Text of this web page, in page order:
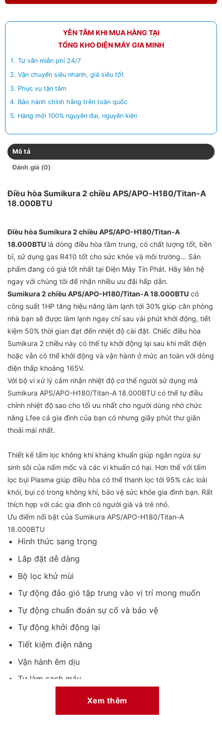
YÊN TÂM KHI MUA HÀNG TẠI
TỔNG KHO ĐIỆN MÁY GIA MINH
Tư vấn miễn phí 24/7
Vận chuyển siêu nhanh, giá siêu tốt
Phục vụ tận tâm
Bảo hành chính hãng trên toàn quốc
Hàng mới 100% nguyên đai, nguyên kiện
Mô tả
Đánh giá (0)
Điều hòa Sumikura 2 chiều APS/APO-H180/Titan-A
18.000BTU
Điều hòa Sumikura 2 chiều APS/APO-H180/Titan-A
18.000BTU là dòng điều hòa tầm trung, có chất lượng tốt, bền
bỉ, sử dụng gas R410 tốt cho sức khỏe và môi trường… Sản
phẩm đang có giá tốt nhất tại Điện Máy Tín Phát. Hãy liên hệ
ngay với chúng tôi để nhận nhiều ưu đãi hấp dẫn.
Sumikura 2 chiều APS/APO-H180/Titan-A 18.000BTU có
công suất 1HP tăng hiệu năng làm lạnh tới 30% giúp căn phòng
nhà bạn sẽ được làm lạnh ngay chỉ sau vài phút khởi động, tiết
kiệm 50% thời gian đạt đến nhiệt độ cài đặt. Chiếc điều hòa
Sumikura 2 chiều này có thể tự khởi động lại sau khi mất điện
hoặc vẫn có thể khởi động và vận hành ở mức an toàn với dòng
điện thấp khoảng 165V.
Với bộ vi xử lý cảm nhận nhiệt độ cơ thể người sử dụng mà
Sumikura APS/APO-H180/Titan-A 18.000BTU có thể tự điều
chỉnh nhiệt độ sao cho tối ưu nhất cho người dùng nhờ chức
năng Lfee cả gia đình của bạn có nhưng giây phút thư giãn
thoải mái nhất.
Thiết kế tấm lọc không khí kháng khuẩn giúp ngăn ngừa sự
sinh sôi của nấm mốc và các vi khuẩn có hại. Hơn thế với tấm
lọc bụi Plasma giúp điều hòa có thể thanh lọc tới 95% các loài
khói, bụi có trong không khí, bảo vệ sức khỏe gia đình bạn. Rất
thích hợp với các gia đình có người già và trẻ nhỏ.
Ưu điểm nổi bật của Sumikura APS/APO-H180/Titan-A
18.000BTU
Hình thức sang trọng
Lắp đặt dễ dàng
Bộ lọc khử mùi
Tự động đảo gió tập trung vào vị trí mong muốn
Tự động chuẩn đoán sự cố và bảo vệ
Tự động khởi động lại
Tiết kiệm điện năng
Vận hành êm dịu
Tự làm sạch máy
Model APS/APO-H180/Titan-A
Loại Máy Hai Chiều
Xem thêm